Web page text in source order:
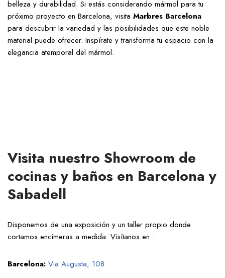
belleza y durabilidad. Si estás considerando mármol para tu
próximo proyecto en Barcelona, visita Marbres Barcelona
para descubrir la variedad y las posibilidades que este noble
material puede ofrecer. Inspírate y transforma tu espacio con la
elegancia atemporal del mármol.
Visita nuestro Showroom de
cocinas y baños en Barcelona y
Sabadell
Disponemos de una exposición y un taller propio donde
cortamos encimeras a medida. Visítanos en :
Barcelona: Via Augusta, 108